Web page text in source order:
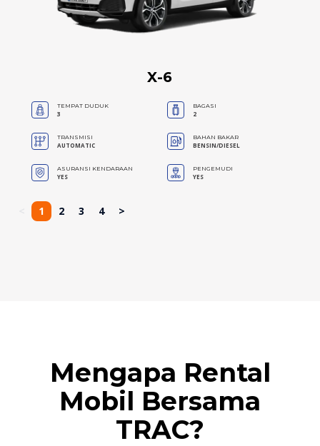
X-6
TEMPAT DUDUK
3
BAGASI
2
TRANSMISI
AUTOMATIC
BAHAN BAKAR
BENSIN/DIESEL
ASURANSI KENDARAAN
YES
PENGEMUDI
YES
1 2 3 4 >
Mengapa Rental
Mobil Bersama
TRAC?